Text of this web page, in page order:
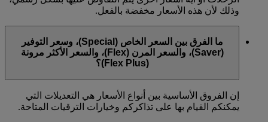
وذلك لأن هذه الأسعار مخفضة بالفعل.
ما الفرق بين السعر الخاص (Special)، وسعر التوفير
(Saver)، والسعر المرن (Flex)، والسعر الأكثر مرونة
(Flex Plus)؟
إن الفروق الأساسية بين أنواع الأسعار هي التعديلات التي
يمكنكم القيام بها على تذاكركم وخيارات الترقيات المتاحة.